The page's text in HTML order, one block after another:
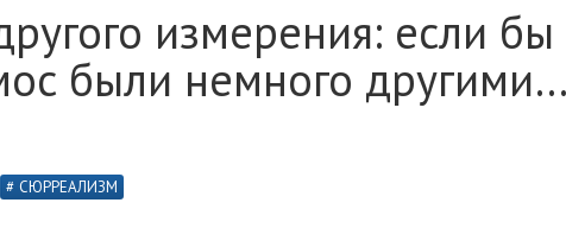
измерения: если бы
были немного другими…
СЮРРЕАЛИЗМ